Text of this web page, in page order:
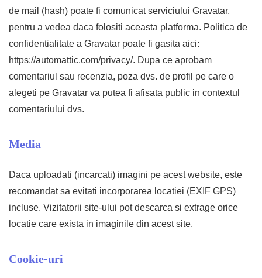
de mail (hash) poate fi comunicat serviciului Gravatar,
pentru a vedea daca folositi aceasta platforma. Politica de
confidentialitate a Gravatar poate fi gasita aici:
https://automattic.com/privacy/. Dupa ce aprobam
comentariul sau recenzia, poza dvs. de profil pe care o
alegeti pe Gravatar va putea fi afisata public in contextul
comentariului dvs.
Media
Daca uploadati (incarcati) imagini pe acest website, este
recomandat sa evitati incorporarea locatiei (EXIF GPS)
incluse. Vizitatorii site-ului pot descarca si extrage orice
locatie care exista in imaginile din acest site.
Cookie-uri